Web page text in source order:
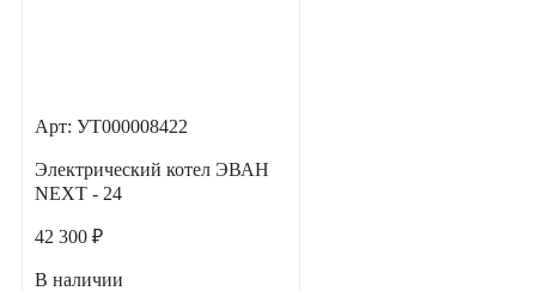
Арт: УТ000008422
Электрический котел ЭВАН
NEXT - 24
42 300 ₽
В наличии